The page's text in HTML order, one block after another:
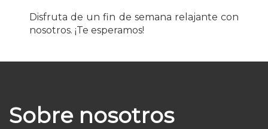
Disfruta de un fin de semana relajante con
nosotros. ¡Te esperamos!
Sobre nosotros